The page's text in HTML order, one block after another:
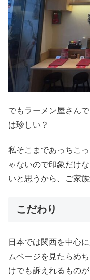
でもラーメン屋さん
は珍しい？
私そこまであっちこ
ゃないので印象だけ
いと思うから、ご家
こだわり
日本では関西を中心
ムページを見たらめ
けでも訴えれるものが